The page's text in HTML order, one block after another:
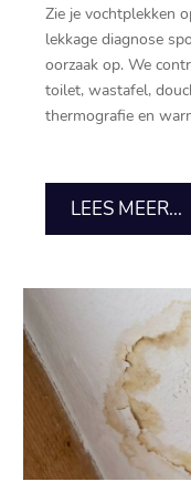
Zie je vochtplekken
lekkage diagnose
oorzaak op.​ We
toilet, wastafel,
thermografie en
LEES MEER...